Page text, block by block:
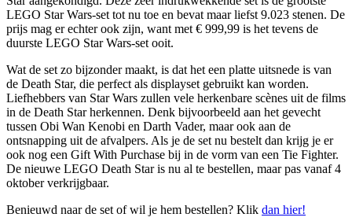
LEGO Star Wars-set tot nu toe en bevat maar liefst 9.023 stenen. De
prijs mag er echter ook zijn, want met € 999,99 is het tevens de
duurste LEGO Star Wars-set ooit.
Wat de set zo bijzonder maakt, is dat het een platte uitsnede is van
de Death Star, die perfect als displayset gebruikt kan worden.
Liefhebbers van Star Wars zullen vele herkenbare scènes uit de films
in de Death Star herkennen. Denk bijvoorbeeld aan het gevecht
tussen Obi Wan Kenobi en Darth Vader, maar ook aan de
ontsnapping uit de afvalpers. Als je de set nu bestelt dan krijg je er
ook nog een Gift With Purchase bij in de vorm van een Tie Fighter.
De nieuwe LEGO Death Star is nu al te bestellen, maar pas vanaf 4
oktober verkrijgbaar.
Benieuwd naar de set of wil je hem bestellen? Klik dan hier!